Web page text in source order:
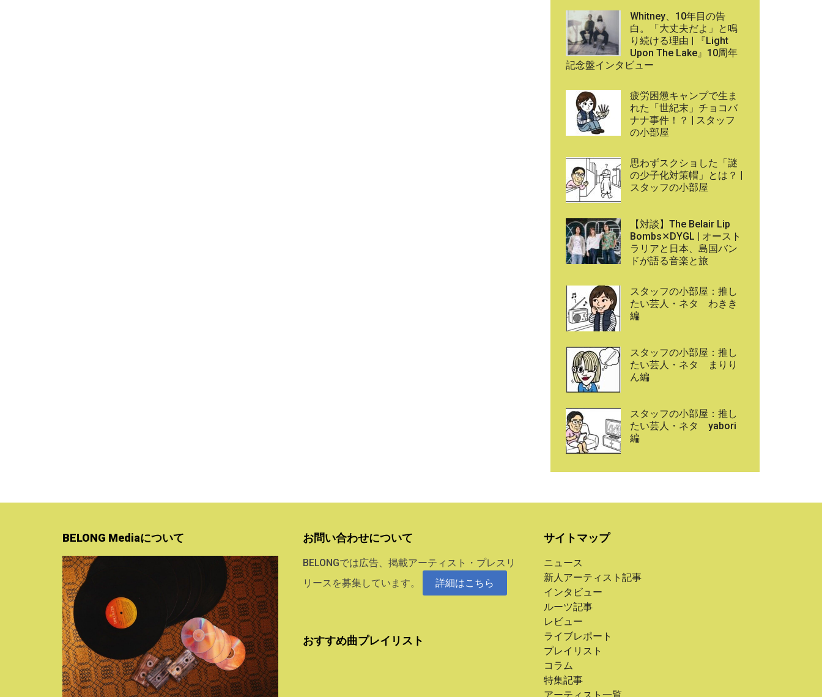
Whitney、10年目の告
白。「大丈夫だよ」と鳴
り続ける理由 | 『Light
Upon The Lake』10周年
記念盤インタビュー
疲労困憊キャンプで生ま
れた「世紀末」チョコバ
ナナ事件！？ | スタッフ
の小部屋
思わずスクショした「謎
の少子化対策帽」とは？ |
スタッフの小部屋
【対談】The Belair Lip
Bombs✕DYGL | オースト
ラリアと日本、島国バン
ドが語る音楽と旅
スタッフの小部屋：推し
たい芸人・ネタ わきき
編
スタッフの小部屋：推し
たい芸人・ネタ まりり
ん編
スタッフの小部屋：推し
たい芸人・ネタ yabori
編
BELONG Mediaについて お問い合わせについて
BELONGでは広告、掲載アーティスト・プレスリ
リースを募集しています。
詳細はこちら
おすすめ曲プレイリスト
サイトマップ
ニュース
新人アーティスト記事
インタビュー
ルーツ記事
レビュー
ライブレポート
プレイリスト
コラム
特集記事